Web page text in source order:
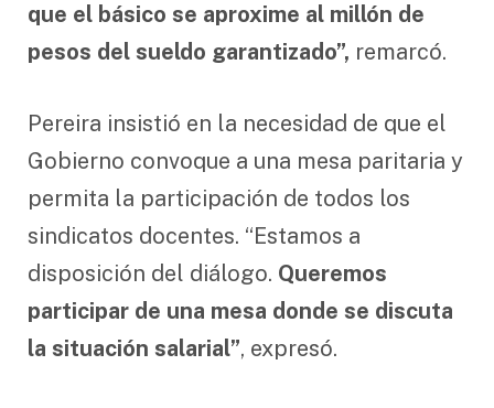
que el básico se aproxime al millón de
pesos del sueldo garantizado”, remarcó.
Pereira insistió en la necesidad de que el
Gobierno convoque a una mesa paritaria y
permita la participación de todos los
sindicatos docentes. “Estamos a
disposición del diálogo. Queremos
participar de una mesa donde se discuta
la situación salarial”, expresó.